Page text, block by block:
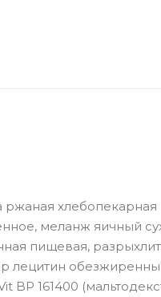
хлебопекарная
меланж яичный
пищевая,
лецитин
BP 161400